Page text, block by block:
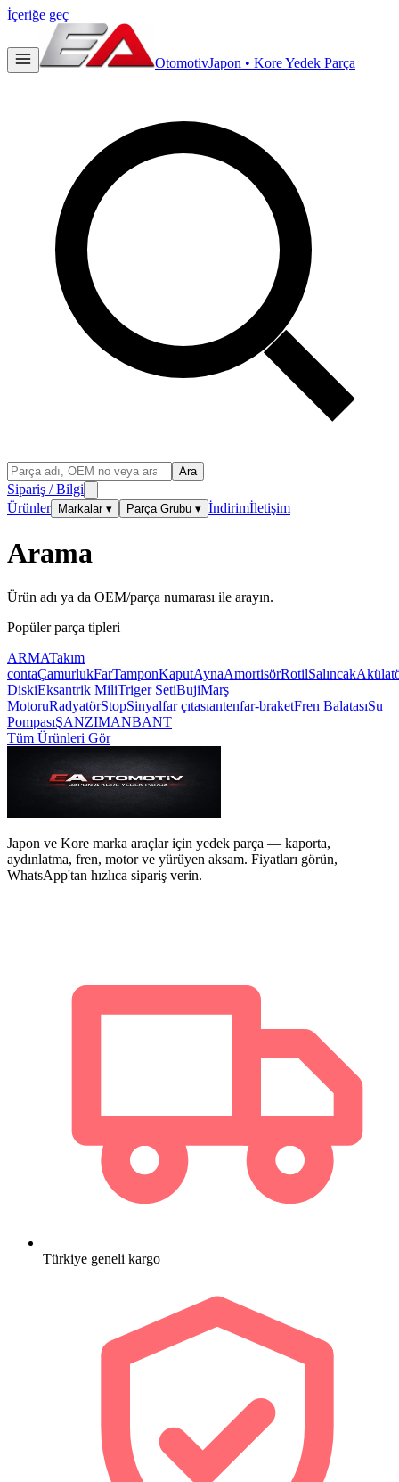
İçeriğe geç
OtomotivJapon • Kore Yedek Parça
Ara
Sipariş / Bilgi
Ürünler
Markalar ▾ Parça Grubu ▾ İndirimİletişim
Arama
Ürün adı ya da OEM/parça numarası ile arayın.
Popüler parça tipleri
ARMATakım
contaÇamurlukFarTamponKaputAynaAmortisörRotilSalıncak
DiskiEksantrik MiliTriger SetiBujiMarş
MotoruRadyatörStopSinyalfar çıtasıantenfar-braketFren BalatasıSu
PompasıŞANZIMANBANT
Tüm Ürünleri Gör
Japon ve Kore marka araçlar için yedek parça — kaporta,
aydınlatma, fren, motor ve yürüyen aksam. Fiyatları görün,
WhatsApp'tan hızlıca sipariş verin.
Türkiye geneli kargo